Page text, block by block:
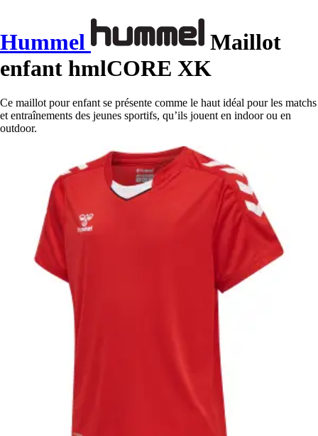
Hummel
Maillot
enfant hmlCORE XK
Ce maillot pour enfant se présente comme le haut idéal pour les matchs
et entraînements des jeunes sportifs, qu’ils jouent en indoor ou en
outdoor.